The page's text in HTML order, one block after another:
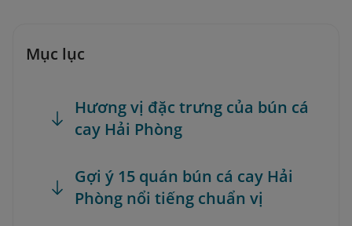
Mục lục
Hương vị đặc trưng của bún cá
cay Hải Phòng
Gợi ý 15 quán bún cá cay Hải
Phòng nổi tiếng chuẩn vị